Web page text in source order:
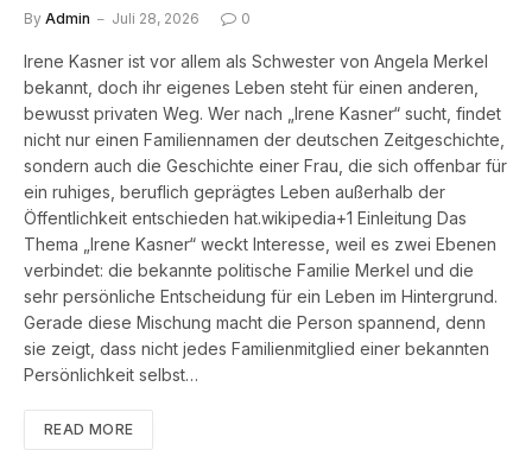
By Admin Juli 28, 2026 0
Irene Kasner ist vor allem als Schwester von Angela Merkel
bekannt, doch ihr eigenes Leben steht für einen anderen,
bewusst privaten Weg. Wer nach „Irene Kasner“ sucht, findet
nicht nur einen Familiennamen der deutschen Zeitgeschichte,
sondern auch die Geschichte einer Frau, die sich offenbar für
ein ruhiges, beruflich geprägtes Leben außerhalb der
Öffentlichkeit entschieden hat.wikipedia+1 Einleitung Das
Thema „Irene Kasner“ weckt Interesse, weil es zwei Ebenen
verbindet: die bekannte politische Familie Merkel und die
sehr persönliche Entscheidung für ein Leben im Hintergrund.
Gerade diese Mischung macht die Person spannend, denn
sie zeigt, dass nicht jedes Familienmitglied einer bekannten
Persönlichkeit selbst…
READ MORE